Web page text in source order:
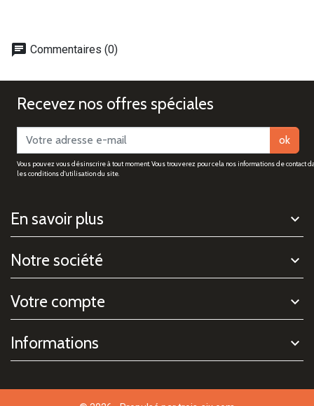
chat Commentaires (0)
Recevez nos offres spéciales
ok
Vous pouvez vous désinscrire à tout moment. Vous trouverez pour cela nos informations de contact
les conditions d'utilisation du site.
En savoir plus
Notre société
Votre compte
Informations